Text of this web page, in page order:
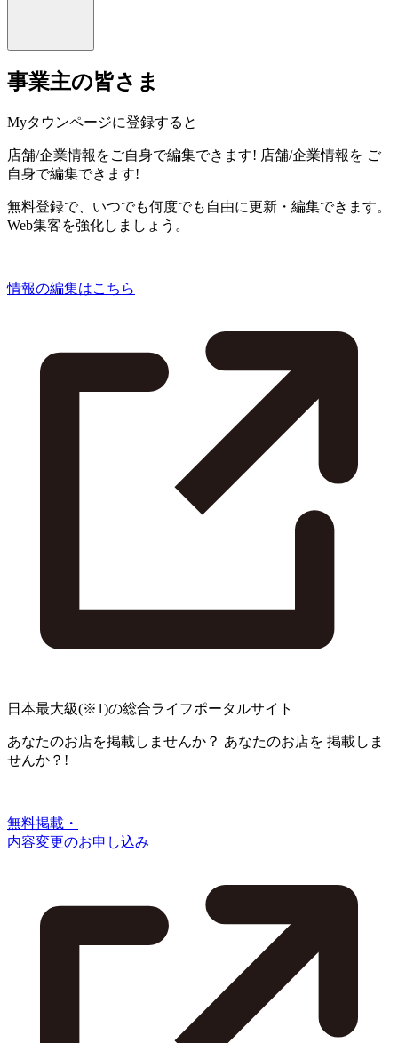
事業主の皆さま
Myタウンページに登録すると
店舗/企業情報をご自身で編集できます! 店舗/企業情報を ご
自身で編集できます!
無料登録で、いつでも何度でも自由に更新・編集できます。
Web集客を強化しましょう。
情報の編集はこちら
日本最大級(※1)の総合ライフポータルサイト
あなたのお店を掲載しませんか？ あなたのお店を 掲載しま
せんか？!
無料掲載・
内容変更のお申し込み